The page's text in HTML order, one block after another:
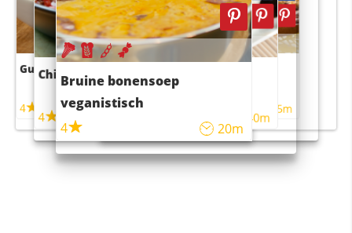
Guacamole
4
Chili con carne
4 45m
Bruine bonensoep
veganistisch
4
20m
Sushi rijstsalade
maaltijdsalade
40m
4 55m